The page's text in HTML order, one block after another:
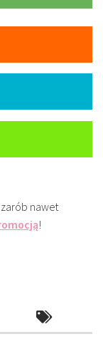
zarób nawet
!